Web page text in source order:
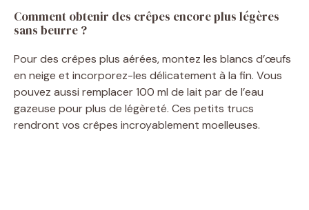
Comment obtenir des crêpes encore plus légères
sans beurre ?
Pour des crêpes plus aérées, montez les blancs d’œufs
en neige et incorporez-les délicatement à la fin. Vous
pouvez aussi remplacer 100 ml de lait par de l’eau
gazeuse pour plus de légèreté. Ces petits trucs
rendront vos crêpes incroyablement moelleuses.